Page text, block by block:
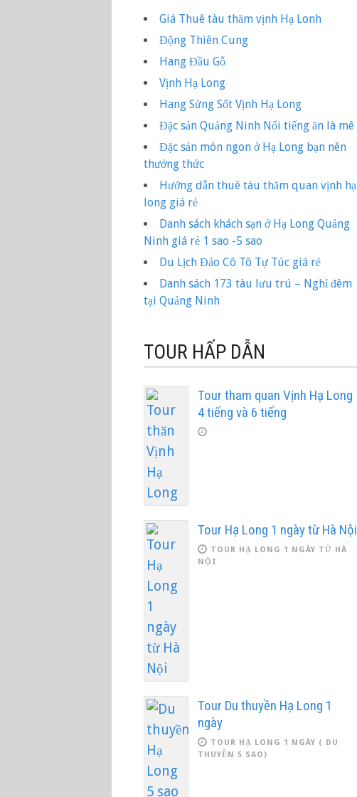
Giá Thuê tàu thăm vịnh Hạ Lonh
Động Thiên Cung
Hang Đầu Gỗ
Vịnh Hạ Long
Hang Sửng Sốt Vịnh Hạ Long
Đặc sản Quảng Ninh Nổi tiếng ăn là mê
Đặc sản món ngon ở Hạ Long bạn nên
thưởng thức
Hướng dẫn thuê tàu thăm quan vịnh hạ
long giá rẻ
Danh sách khách sạn ở Hạ Long Quảng
Ninh giá rẻ 1 sao -5 sao
Du Lịch Đảo Cô Tô Tự Túc giá rẻ
Danh sách 173 tàu lưu trú – Nghỉ đêm
tại Quảng Ninh
TOUR HẤP DẪN
Tour tham quan Vịnh Hạ Long
4 tiếng và 6 tiếng
Tour Hạ Long 1 ngày từ Hà Nội
TOUR HẠ LONG 1 NGÀY TỪ HÀ
NỘI
Tour Du thuyền Hạ Long 1
ngày
TOUR HẠ LONG 1 NGÀY ( DU
THUYỀN 5 SAO)